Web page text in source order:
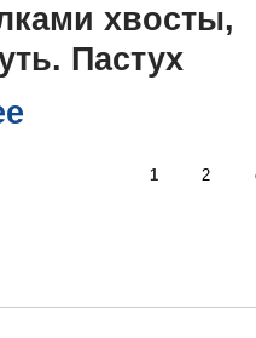
хвосты,
Пастух
1 2